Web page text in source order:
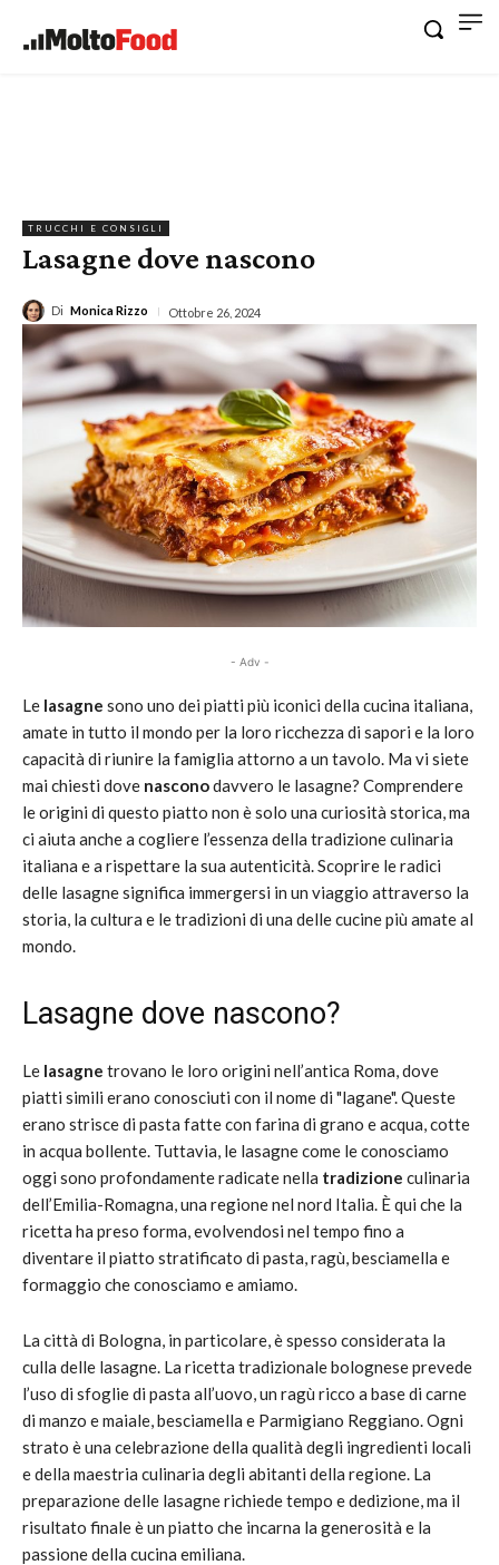
TRUCCHI E CONSIGLI
Lasagne dove nascono
Di Monica Rizzo Ottobre 26, 2024
- Adv -
Le lasagne sono uno dei piatti più iconici della cucina italiana,
amate in tutto il mondo per la loro ricchezza di sapori e la loro
capacità di riunire la famiglia attorno a un tavolo. Ma vi siete
mai chiesti dove nasconodavvero le lasagne? Comprendere
le origini di questo piatto non è solo una curiosità storica, ma
ci aiuta anche a cogliere l’essenza della tradizione culinaria
italiana e a rispettare la sua autenticità. Scoprire le radici
delle lasagne significa immergersi in un viaggio attraverso la
storia, la cultura e le tradizioni di una delle cucine più amate al
mondo.
Lasagne dove nascono?
Le lasagne trovano le loro origini nell’antica Roma, dove
piatti simili erano conosciuti con il nome di "lagane". Queste
erano strisce di pasta fatte con farina di grano e acqua, cotte
in acqua bollente. Tuttavia, le lasagne come le conosciamo
oggi sono profondamente radicate nella tradizione culinaria
dell’Emilia-Romagna, una regione nel nord Italia. È qui che la
ricetta ha preso forma, evolvendosi nel tempo fino a
diventare il piatto stratificato di pasta, ragù, besciamella e
formaggio che conosciamo e amiamo.
La città di Bologna, in particolare, è spesso considerata la
culla delle lasagne. La ricetta tradizionale bolognese prevede
l’uso di sfoglie di pasta all’uovo, un ragù ricco a base di carne
di manzo e maiale, besciamella e Parmigiano Reggiano. Ogni
strato è una celebrazione della qualità degli ingredienti locali
e della maestria culinaria degli abitanti della regione. La
preparazione delle lasagne richiede tempo e dedizione, ma il
risultato finale è un piatto che incarna la generosità e la
passione della cucina emiliana.